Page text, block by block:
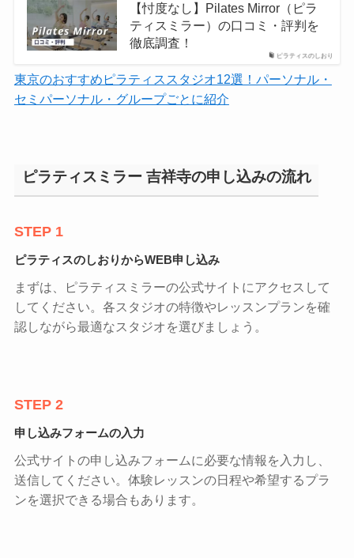
ピラティスのしおり
【忖度なし】Pilates Mirror（ピラ
ティスミラー）の口コミ・評判を
徹底調査！
東京のおすすめピラティススタジオ12選！パーソナル・
セミパーソナル・グループごとに紹介
ピラティスミラー 吉祥寺の申し込みの流れ
STEP 1
ピラティスのしおりからWEB申し込み
まずは、ピラティスミラーの公式サイトにアクセスして
してください。各スタジオの特徴やレッスンプランを確
認しながら最適なスタジオを選びましょう。
STEP 2
申し込みフォームの入力
公式サイトの申し込みフォームに必要な情報を入力し、
送信してください。体験レッスンの日程や希望するプラ
ンを選択できる場合もあります。